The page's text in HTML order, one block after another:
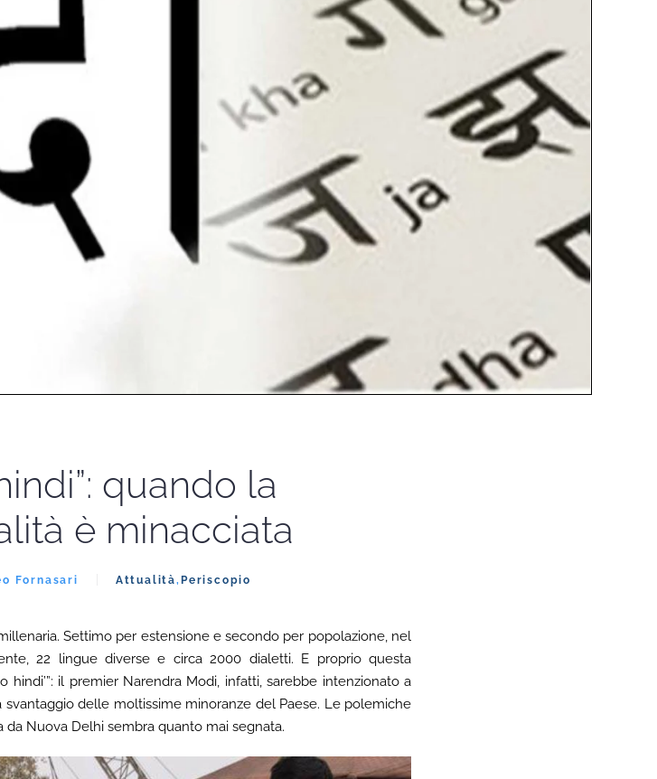
quando la
è minacciata
Fornasari Attualità, Periscopio
Settimo per estensione e secondo per popolazione, nel
22 lingue diverse e circa 2000 dialetti. E proprio questa
il premier Narendra Modi, infatti, sarebbe intenzionato a
svantaggio delle moltissime minoranze del Paese. Le polemiche
Nuova Delhi sembra quanto mai segnata.